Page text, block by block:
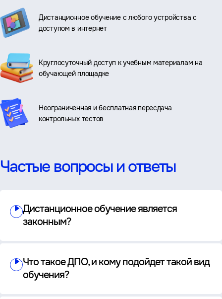
Дистанционное обучение с любого устройства с
доступом в интернет
Круглосуточный доступ к учебным материалам на
обучающей площадке
Неограниченная и бесплатная пересдача
контрольных тестов
Частые вопросы и ответы
Дистанционное обучение является
законным?
Что такое ДПО, и кому подойдет такой вид
обучения?